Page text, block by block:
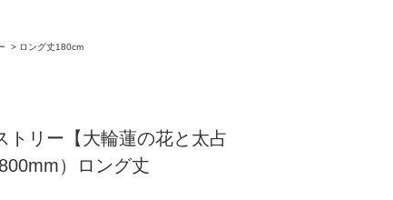
> ロング丈180cm
トリー【大輪蓮の花と太占
）ロング丈